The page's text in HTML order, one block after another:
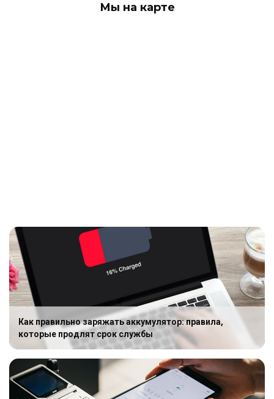
Мы на карте
Как правильно заряжать аккумулятор: правила,
которые продлят срок службы